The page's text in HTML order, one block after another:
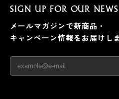
SIGN UP FOR OUR
メールマガジンで新商品・
キャンペーン情報をお届けしま